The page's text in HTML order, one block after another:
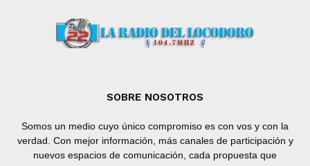
SOBRE NOSOTROS
Somos un medio cuyo único compromiso es con vos y con la
verdad. Con mejor información, más canales de participación y
nuevos espacios de comunicación, cada propuesta que